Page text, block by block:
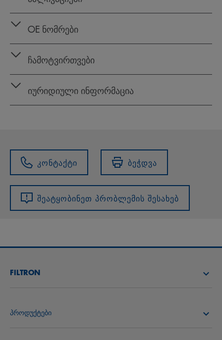
OE ნომრები
ჩამოტვირთვები
იურიდიული ინფორმაცია
კონტაქტი ბეჭდვა
შეატყობინეთ პრობლემის შესახებ
FILTRON
იპოვე დისტრიბიუტორი
პროდუქტები